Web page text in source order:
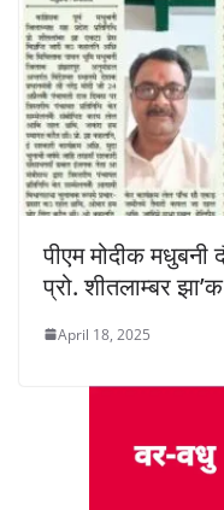
पीएम मोदीक मधुबनी
प्रो. शीतलाम्बर
April 18, 2025